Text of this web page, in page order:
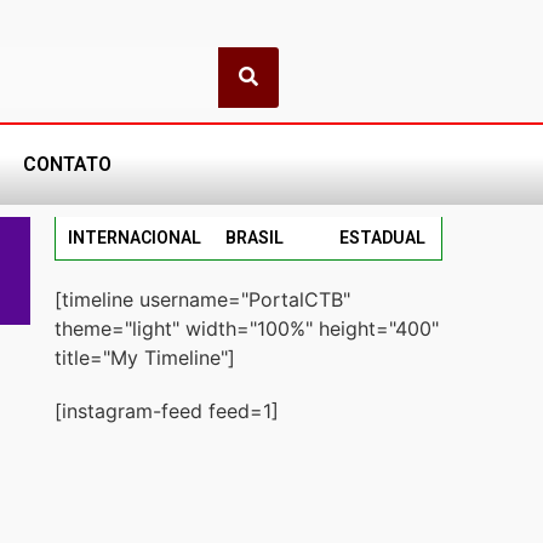
CONTATO
INTERNACIONAL BRASIL ESTADUAL
[timeline username="PortalCTB"
theme="light" width="100%" height="400"
title="My Timeline"]
[instagram-feed feed=1]